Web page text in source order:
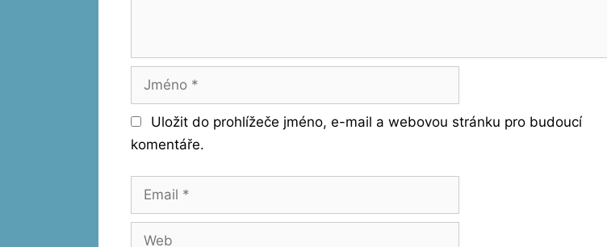
Jméno
Uložit do prohlížeče jméno, e-mail a webovou stránku pro budoucí
komentáře.
Email
Web